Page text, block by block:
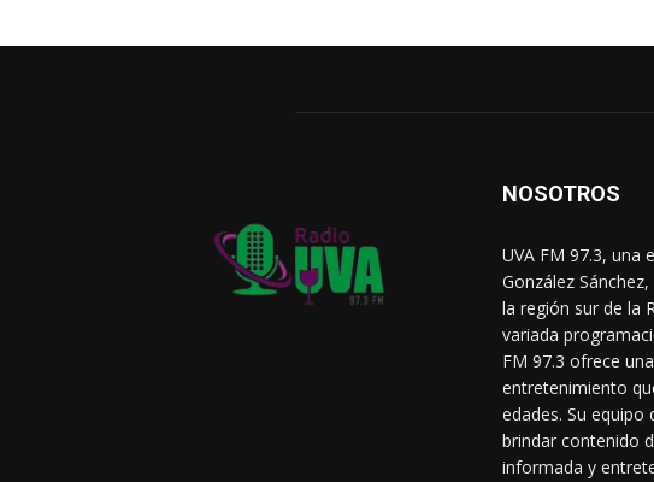
NOSOTROS
UVA FM 97.3, una
González
la región sur de la
variada
FM 97.3 ofrece
entretenimiento
edades. Su
brindar contenido
informada y